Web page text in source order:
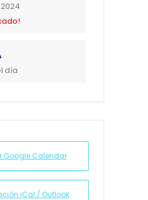
día
Google Calendar
iCal / Outlook